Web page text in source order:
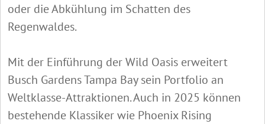
oder die Abkühlung im Schatten des
Regenwaldes.
Mit der Einführung der Wild Oasis erweitert
Busch Gardens Tampa Bay sein Portfolio an
Weltklasse-Attraktionen. Auch in 2025 können
bestehende Klassiker wie Phoenix Rising